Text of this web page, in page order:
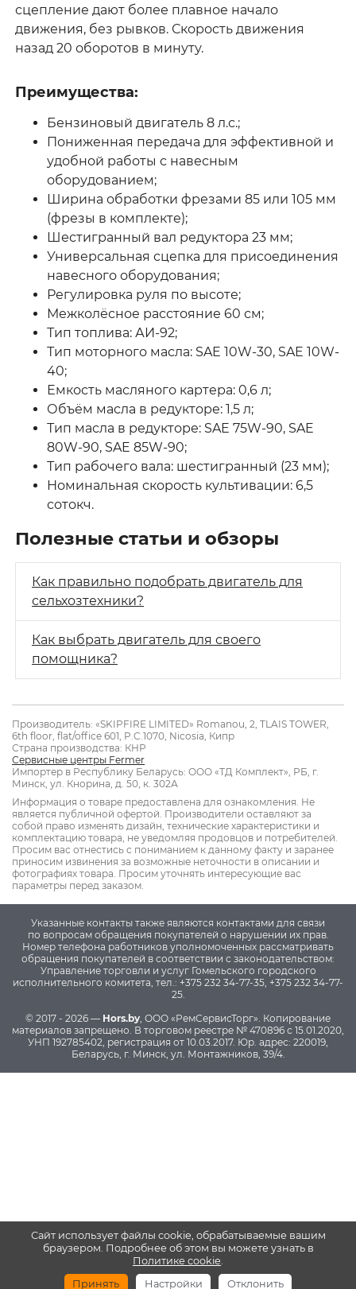
сцепление дают более плавное начало
движения, без рывков. Скорость движения
назад 20 оборотов в минуту.
Преимущества:
Бензиновый двигатель 8 л.с.;
Пониженная передача для эффективной и
удобной работы с навесным
оборудованием;
Ширина обработки фрезами 85 или 105 мм
(фрезы в комплекте);
Шестигранный вал редуктора 23 мм;
Универсальная сцепка для присоединения
навесного оборудования;
Регулировка руля по высоте;
Межколёсное расстояние 60 см;
Тип топлива: АИ-92;
Тип моторного масла: SAE 10W-30, SAE 10W-
40;
Емкость масляного картера: 0,6 л;
Объём масла в редукторе: 1,5 л;
Тип масла в редукторе: SAE 75W-90, SAE
80W-90, SAE 85W-90;
Тип рабочего вала: шестигранный (23 мм);
Номинальная скорость культивации: 6,5
сотокч.
Полезные статьи и обзоры
Как правильно подобрать двигатель для
сельхозтехники?
Как выбрать двигатель для своего
помощника?
Производитель: «SKIPFIRE LIMITED» Romanou, 2, TLAIS TOWER,
6th floor, flat/office 601, P.C.1070, Nicosia, Кипр
Страна производства: КНР
Сервисные центры Fermer
Импортер в Республику Беларусь: ООО «ТД Комплект», РБ, г.
Минск, ул. Кнорина, д. 50, к. 302А
Информация о товаре предоставлена для ознакомления. Не
является публичной офертой. Производители оставляют за
собой право изменять дизайн, технические характеристики и
комплектацию товара, не уведомляя продовцов и потребителей.
Просим вас отнестись с пониманием к данному факту и заранее
приносим извинения за возможные неточности в описании и
фотографиях товара. Просим уточнять интересующие вас
параметры перед заказом.
Указанные контакты также являются контактами для связи
по вопросам обращения покупателей о нарушении их прав.
Номер телефона работников уполномоченных рассматривать
обращения покупателей в соответствии с законодательством:
Управление торговли и услуг Гомельского городского
исполнительного комитета, тел.: +375 232 34-77-35, +375 232 34-77-
25.
© 2017 - 2026 — Hors.by, ООО «РемСервисТорг». Копирование
материалов запрещено. В торговом реестре № 470896 с 15.01.2020,
УНП 192785402, регистрация от 10.03.2017. Юр. адрес: 220019,
Беларусь, г. Минск, ул. Монтажников, 39/4.
Сайт использует файлы cookie, обрабатываемые вашим
браузером. Подробнее об этом вы можете узнать в
Политике cookie.
Принять
Настройки Отклонить